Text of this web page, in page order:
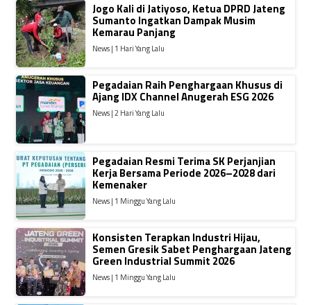
Jogo Kali di Jatiyoso, Ketua DPRD Jateng
Sumanto Ingatkan Dampak Musim
Kemarau Panjang
News | 1 Hari Yang Lalu
Pegadaian Raih Penghargaan Khusus di
Ajang IDX Channel Anugerah ESG 2026
News | 2 Hari Yang Lalu
Pegadaian Resmi Terima SK Perjanjian
Kerja Bersama Periode 2026–2028 dari
Kemenaker
News | 1 Minggu Yang Lalu
Konsisten Terapkan Industri Hijau,
Semen Gresik Sabet Penghargaan Jateng
Green Industrial Summit 2026
News | 1 Minggu Yang Lalu